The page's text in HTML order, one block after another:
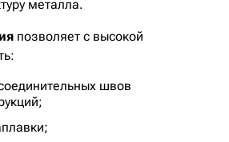
металла.
позволяет с высокой
швов